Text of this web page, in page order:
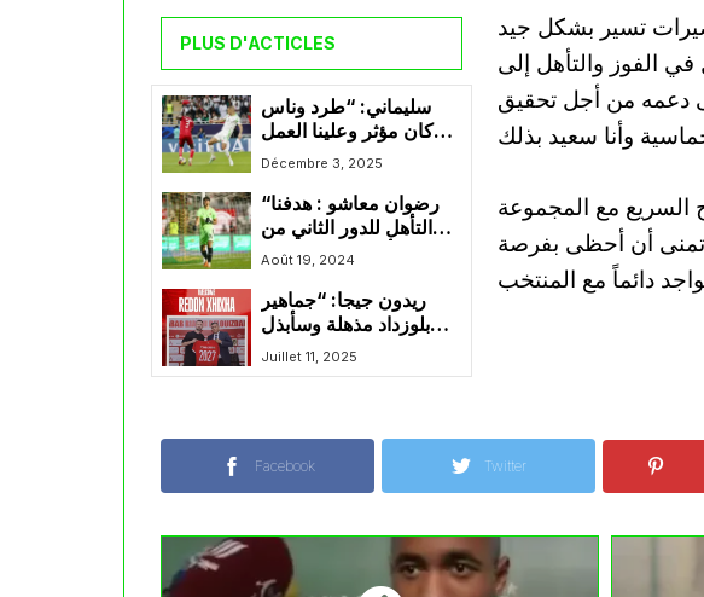
PLUS D'ACTICLES
سليماني: “طرد وناس
كان مؤثر وعلينا العمل
Décembre 3, 2025
“رضوان معاشو : هدفنا
التأهل للدور الثاني من
دوري أبطال إفريقيا بعد
Août 19, 2024
ريدون جيجا: “جماهير
بلوزداد مذهلة وسأبذل
Juillet 11, 2025
تسير بشكل جيد
الفوز والتأهل إلى
دعمه من أجل تحقيق
السريع مع المجموعة
أن أحظى بفرصة
Facebook Twitter